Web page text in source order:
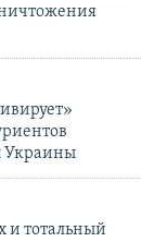
Украины
и тотальный